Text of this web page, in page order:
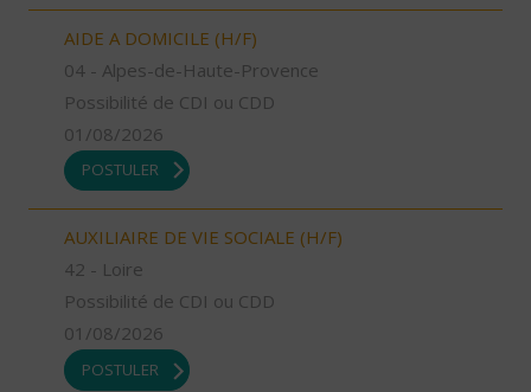
AIDE A DOMICILE (H/F)
04 - Alpes-de-Haute-Provence
Possibilité de CDI ou CDD
01/08/2026
POSTULER
AUXILIAIRE DE VIE SOCIALE (H/F)
42 - Loire
Possibilité de CDI ou CDD
01/08/2026
POSTULER